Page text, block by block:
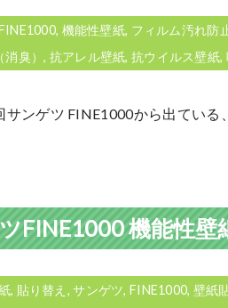
, 機能性壁紙, フィルム汚れ防
消臭）, 抗アレル壁紙, 抗ウイルス壁紙,
サンゲツ FINE1000から出てい
, 貼り替え ,サンゲツ,FINE1000, 壁紙